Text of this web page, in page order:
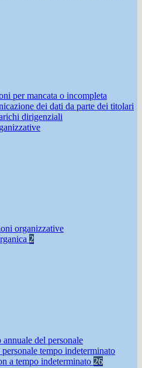
per mancata o incompleta
dei dati da parte dei titolari
dirigenziali
organizzative
2
annuale del personale
personale tempo indeterminato
a tempo indeterminato 26